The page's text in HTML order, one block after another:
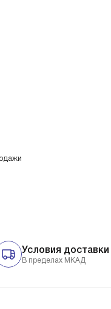
Условия доставки
В пределах МКАД